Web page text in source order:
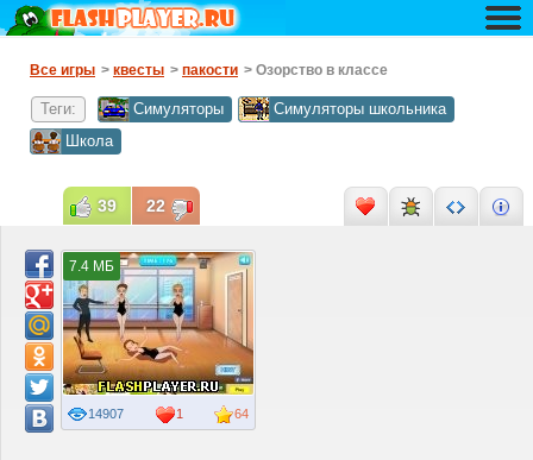
Все игры > квесты > пакости > Озорство в классе
Теги: Симуляторы
Симуляторы школьника
Школа
64
14907 1
7.4 МБ
39 22